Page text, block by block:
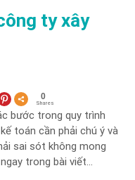
ty xây
0
Shares
bước trong quy trình
toán cần phải chú ý và
sai sót không mong
trong bài viết…